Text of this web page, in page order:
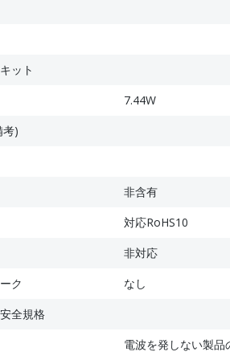
ット
7.44W
考)
非含有
対応RoHS10
非対応
ク
なし
全規格
電波を発しない製品